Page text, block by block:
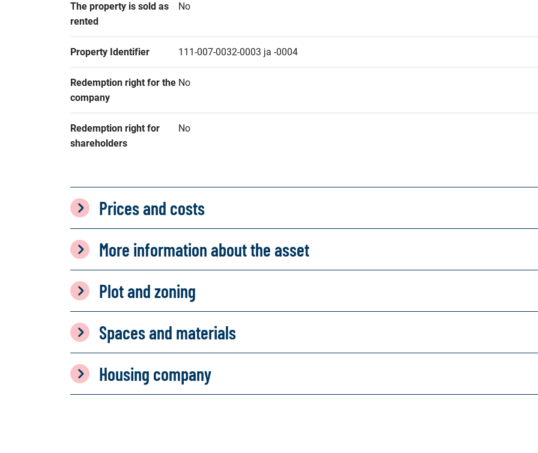
The property is sold as
rented
No
Property Identifier 111-007-0032-0003 ja -0004
Redemption right for the
company
No
Redemption right for
shareholders
No
Prices and costs
More information about the asset
Plot and zoning
Spaces and materials
Housing company